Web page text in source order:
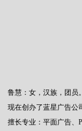
鲁慧：女，汉族，团员
现在创办了蓝星广告公
擅长专业：平面广告、